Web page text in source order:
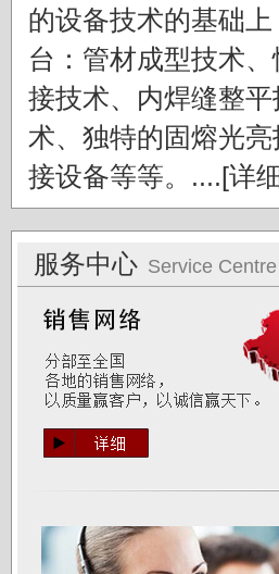
的设备技术的基础
台：管材成型技术
接技术、内焊缝整
术、独特的固熔光
接设备等等。.... [详
服务中心 Service Centre